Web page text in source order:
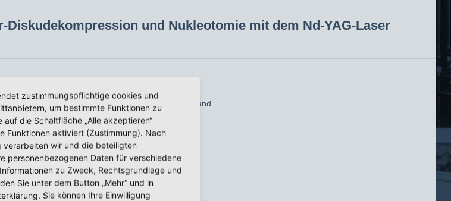
und Nukleotomie mit dem Nd-YAG-Laser
mit dem Nd-YAG-Laser 1064 nm in Deutschland
zustimmungspflichtige cookies und
um bestimmte Funktionen zu
auf die Schaltfläche „Alle akzeptieren“
Funktionen aktiviert (Zustimmung). Nach
verarbeiten wir und die beteiligten
personenbezogenen Daten für verschiedene
zu Zweck, Rechtsgrundlage und
Sie unter dem Button „Mehr“ und in
Sie können Ihre Einwilligung